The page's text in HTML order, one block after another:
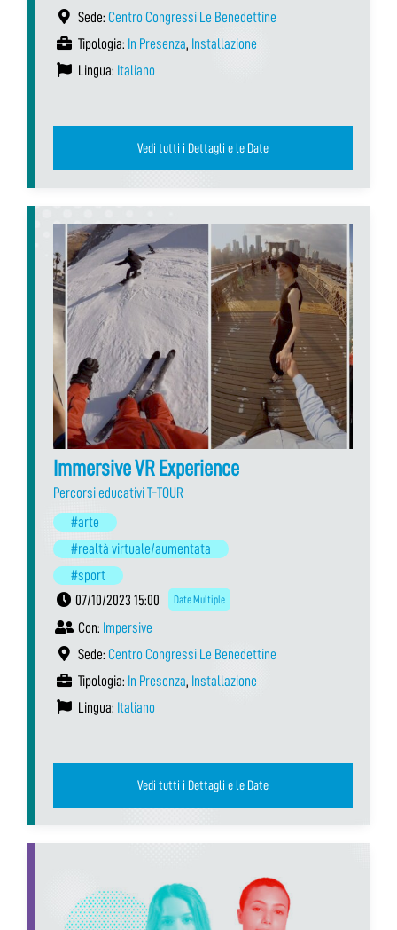
Sede: Centro Congressi Le Benedettine
Tipologia: In Presenza, Installazione
Lingua: Italiano
Vedi tutti i Dettagli e le Date
Immersive VR Experience
Percorsi educativi T-TOUR
#arte
#realtà virtuale/aumentata
#sport
07/10/2023 15:00
Date Multiple
Con: Impersive
Sede: Centro Congressi Le Benedettine
Tipologia: In Presenza, Installazione
Lingua: Italiano
Vedi tutti i Dettagli e le Date